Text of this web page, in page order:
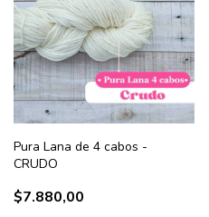
Pura Lana de 4 cabos -
CRUDO
$7.880,00